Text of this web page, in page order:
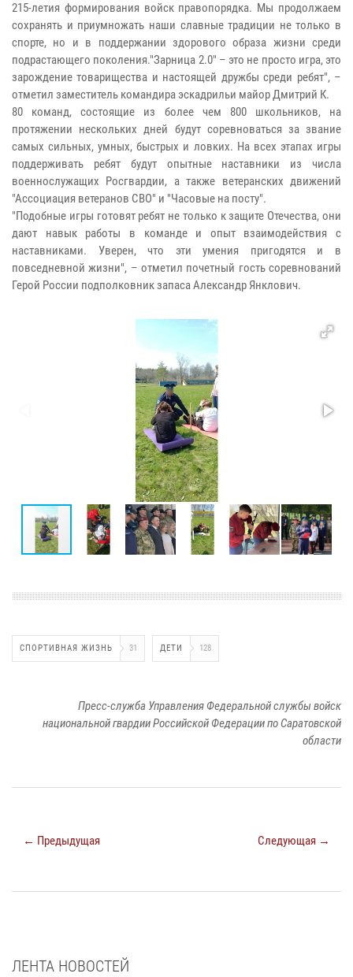
215-летия формирования войск правопорядка. Мы продолжаем
сохранять и приумножать наши славные традиции не только в
спорте, но и в поддержании здорового образа жизни среди
подрастающего поколения."Зарница 2.0" – это не просто игра, это
зарождение товарищества и настоящей дружбы среди ребят", –
отметил заместитель командира эскадрильи майор Дмитрий К.
80 команд, состоящие из более чем 800 школьников, на
протяжении нескольких дней будут соревноваться за звание
самых сильных, умных, быстрых и ловких. На всех этапах игры
поддерживать ребят будут опытные наставники из числа
военнослужащих Росгвардии, а также ветеранских движений
"Ассоциация ветеранов СВО" и "Часовые на посту".
"Подобные игры готовят ребят не только к защите Отечества, они
дают навык работы в команде и опыт взаимодействия с
наставниками. Уверен, что эти умения пригодятся и в
повседневной жизни", – отметил почетный гость соревнований
Герой России подполковник запаса Александр Янклович.
СПОРТИВНАЯ ЖИЗНЬ 31 ДЕТИ 128
Пресс-служба Управления Федеральной службы войск
национальной гвардии Российской Федерации по Саратовской
области
← Предыдущая Следующая →
ЛЕНТА НОВОСТЕЙ